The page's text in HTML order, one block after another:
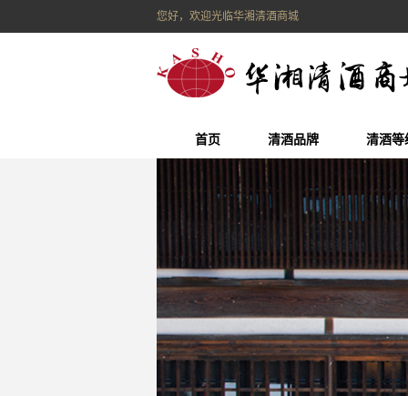
您好，欢迎光临华湘清酒商城
首页 清酒品牌 清酒等